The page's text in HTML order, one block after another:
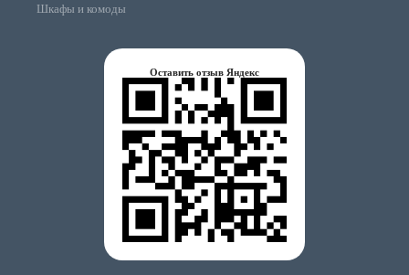
Шкафы и комоды
Оставить отзыв Яндекс